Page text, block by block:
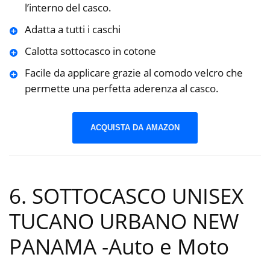
l’interno del casco.
Adatta a tutti i caschi
Calotta sottocasco in cotone
Facile da applicare grazie al comodo velcro che
permette una perfetta aderenza al casco.
ACQUISTA DA AMAZON
6. SOTTOCASCO UNISEX
TUCANO URBANO NEW
PANAMA -Auto e Moto